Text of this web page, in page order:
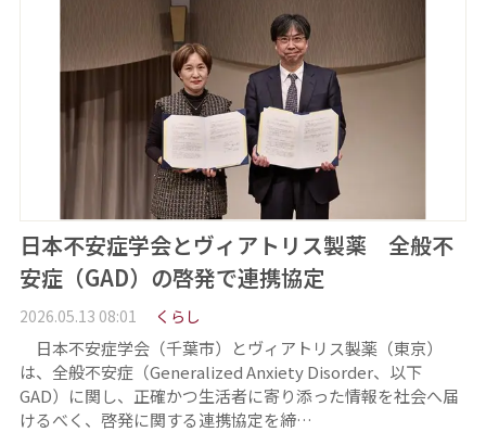
日本不安症学会とヴィアトリス製薬 全般不
安症（GAD）の啓発で連携協定
2026.05.13 08:01 くらし
日本不安症学会（千葉市）とヴィアトリス製薬（東京）
は、全般不安症（Generalized Anxiety Disorder、以下
GAD）に関し、正確かつ生活者に寄り添った情報を社会へ届
けるべく、啓発に関する連携協定を締…